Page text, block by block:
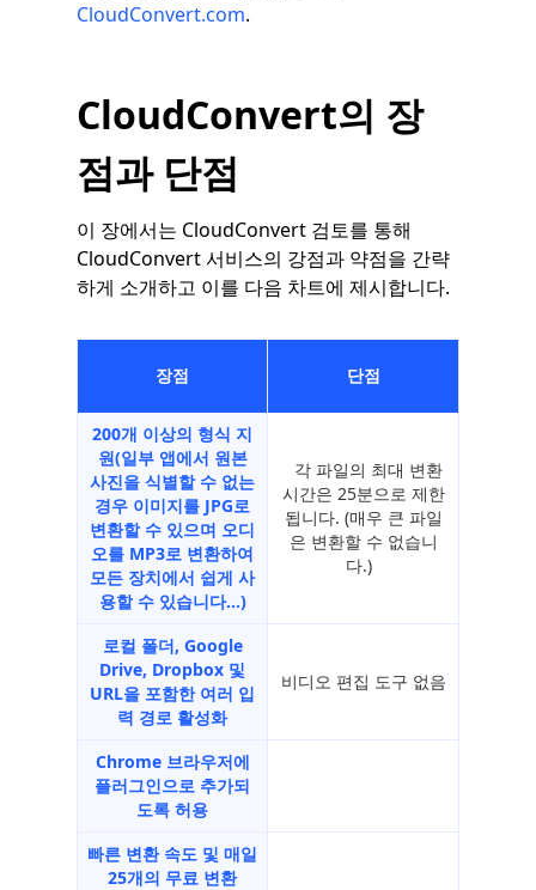
CloudConvert.com.
CloudConvert의 장
점과 단점
이 장에서는 CloudConvert 검토를 통해
CloudConvert 서비스의 강점과 약점을 간략
하게 소개하고 이를 다음 차트에 제시합니다.
장점 단점
200개 이상의 형식 지
원(일부 앱에서 원본
사진을 식별할 수 없는
경우 이미지를 JPG로
변환할 수 있으며 오디
오를 MP3로 변환하여
모든 장치에서 쉽게 사
용할 수 있습니다...)
각 파일의 최대 변환
시간은 25분으로 제한
됩니다. (매우 큰 파일
은 변환할 수 없습니
다.)
로컬 폴더, Google
Drive, Dropbox 및
URL을 포함한 여러 입
력 경로 활성화
비디오 편집 도구 없음
Chrome 브라우저에
플러그인으로 추가되
도록 허용
빠른 변환 속도 및 매일
25개의 무료 변환